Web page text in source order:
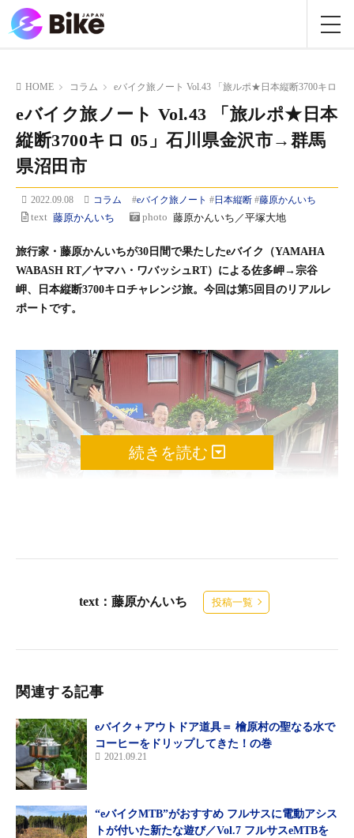
HOME コラム eバイク旅ノート Vol.43 「旅ルポ★日本縦断3700キロ
eバイク旅ノート Vol.43 「旅ルポ★日本
縦断3700キロ 05」石川県金沢市→群馬
県沼田市
2022.09.08 コラム #eバイク旅ノート #日本縦断#藤原かんいち
text 藤原かんいち photo 藤原かんいち／平塚大地
旅行家・藤原かんいちが30日間で果たしたeバイク（YAMAHA
WABASH RT／ヤマハ・ワバッシュRT）による佐多岬→宗谷
岬、日本縦断3700キロチャレンジ旅。今回は第5回目のリアルレ
ポートです。
金沢でゲストハウス・ポンギーにお世話になった。オー
かと思っていたが、妻のヒロコから「いい歳のおっさんなんだか
い？」と鋭いメッセージが度々きていたので、金沢のゲストハウ
ス・ポンギーで1日休みを取ることにした。まさきさんと一緒に
おいしい海の幸を食べたり、プチ金沢観光をしたり、みんなとお
しゃべりをしてリフレッシュ。後半へ向けていい気分転換になっ
た。
続きを読む
text：藤原かんいち 投稿一覧
関連する記事
eバイク＋アウトドア道具＝ 檜原村の聖なる水で
コーヒーをドリップしてきた！の巻
2021.09.21
“eバイクMTB”がおすすめ フルサスに電動アシス
トが付いた新たな遊び／Vol.7 フルサスeMTBを